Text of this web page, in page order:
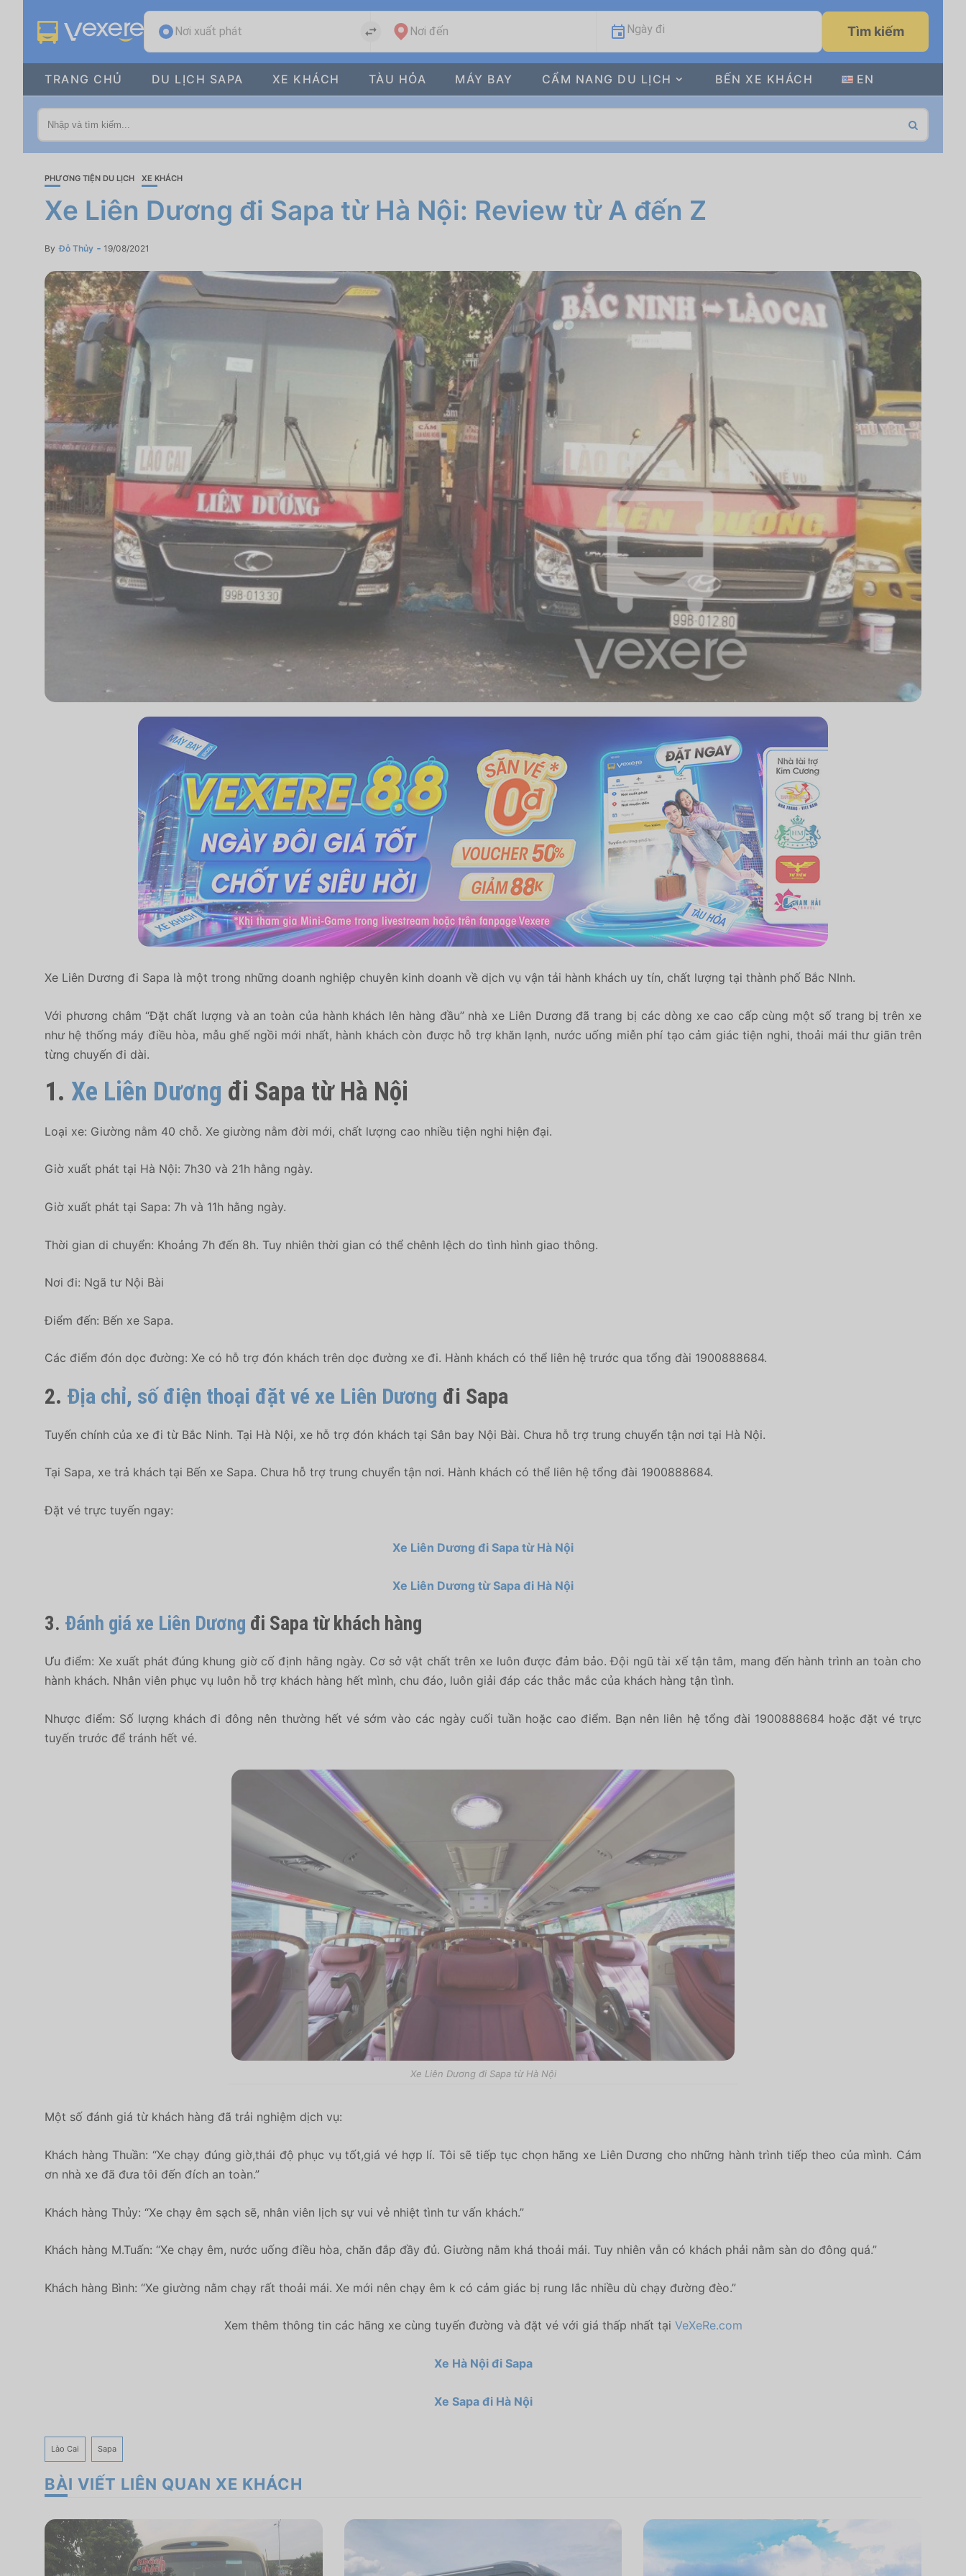
Nơi xuất phát Nơi đến Ngày đi Tìm kiếm
TRANG CHỦ DU LỊCH SAPA XE KHÁCH TÀU HỎA MÁY BAY CẨM NANG DU LỊCH BẾN XE KHÁCH EN
PHƯƠNG TIỆN DU LỊCH XE KHÁCH
Xe Liên Dương đi Sapa từ Hà Nội: Review từ A đến Z
By Đỗ Thủy 19/08/2021
Xe Liên Dương đi Sapa là một trong những doanh nghiệp chuyên kinh doanh về dịch vụ vận tải hành khách uy tín, chất lượng tại thành phố Bắc NInh.
Với phương châm “Đặt chất lượng và an toàn của hành khách lên hàng đầu” nhà xe Liên Dương đã trang bị các dòng xe cao cấp cùng một số trang bị trên xe
như hệ thống máy điều hòa, mẫu ghế ngồi mới nhất, hành khách còn được hỗ trợ khăn lạnh, nước uống miễn phí tạo cảm giác tiện nghi, thoải mái thư giãn trên
từng chuyến đi dài.
1. Xe Liên Dương đi Sapa từ Hà Nội
Loại xe: Giường nằm 40 chỗ. Xe giường nằm đời mới, chất lượng cao nhiều tiện nghi hiện đại.
Giờ xuất phát tại Hà Nội: 7h30 và 21h hằng ngày.
Giờ xuất phát tại Sapa: 7h và 11h hằng ngày.
Thời gian di chuyển: Khoảng 7h đến 8h. Tuy nhiên thời gian có thể chênh lệch do tình hình giao thông.
Nơi đi: Ngã tư Nội Bài
Điểm đến: Bến xe Sapa.
Các điểm đón dọc đường: Xe có hỗ trợ đón khách trên dọc đường xe đi. Hành khách có thể liên hệ trước qua tổng đài 1900888684.
2. Địa chỉ, số điện thoại đặt vé xe Liên Dương đi Sapa
Tuyến chính của xe đi từ Bắc Ninh. Tại Hà Nội, xe hỗ trợ đón khách tại Sân bay Nội Bài. Chưa hỗ trợ trung chuyển tận nơi tại Hà Nội.
Tại Sapa, xe trả khách tại Bến xe Sapa. Chưa hỗ trợ trung chuyển tận nơi. Hành khách có thể liên hệ tổng đài 1900888684.
Đặt vé trực tuyến ngay:
Xe Liên Dương đi Sapa từ Hà Nội
Xe Liên Dương từ Sapa đi Hà Nội
3. Đánh giá xe Liên Dương đi Sapa từ khách hàng
Ưu điểm: Xe xuất phát đúng khung giờ cố định hằng ngày. Cơ sở vật chất trên xe luôn được đảm bảo. Đội ngũ tài xế tận tâm, mang đến hành trình an toàn cho
hành khách. Nhân viên phục vụ luôn hỗ trợ khách hàng hết mình, chu đáo, luôn giải đáp các thắc mắc của khách hàng tận tình.
Nhược điểm: Số lượng khách đi đông nên thường hết vé sớm vào các ngày cuối tuần hoặc cao điểm. Bạn nên liên hệ tổng đài 1900888684 hoặc đặt vé trực
tuyến trước để tránh hết vé.
Xe Liên Dương đi Sapa từ Hà Nội
Một số đánh giá từ khách hàng đã trải nghiệm dịch vụ:
Khách hàng Thuần: “Xe chạy đúng giờ,thái độ phục vụ tốt,giá vé hợp lí. Tôi sẽ tiếp tục chọn hãng xe Liên Dương cho những hành trình tiếp theo của mình. Cám
ơn nhà xe đã đưa tôi đến đích an toàn.”
Khách hàng Thủy: “Xe chạy êm sạch sẽ, nhân viên lịch sự vui vẻ nhiệt tình tư vấn khách.”
Khách hàng M.Tuấn: “Xe chạy êm, nước uống điều hòa, chăn đắp đầy đủ. Giường nằm khá thoải mái. Tuy nhiên vẫn có khách phải nằm sàn do đông quá.”
Khách hàng Bình: “Xe giường nằm chạy rất thoải mái. Xe mới nên chạy êm k có cảm giác bị rung lắc nhiều dù chạy đường đèo.”
Xem thêm thông tin các hãng xe cùng tuyến đường và đặt vé với giá thấp nhất tại VeXeRe.com
Xe Hà Nội đi Sapa
Xe Sapa đi Hà Nội
Lào Cai Sapa
BÀI VIẾT LIÊN QUAN XE KHÁCH